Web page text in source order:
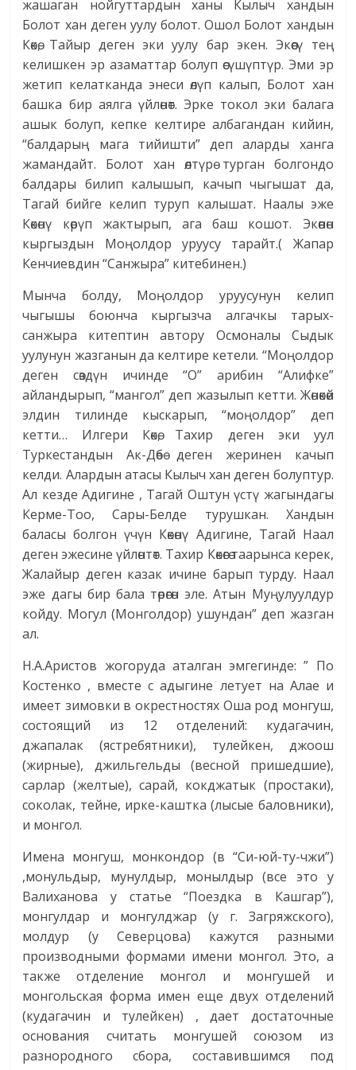
жашаган нойгуттардын ханы Кылыч хандын
Болот хан деген уулу болот. Ошол Болот хандын
Көкө, Тайыр деген эки уулу бар экен. Экөөсү тең
келишкен эр азаматтар болуп өсүшүптүр. Эми эр
жетип келатканда энеси өлүп калып, Болот хан
башка бир аялга үйлөнөт. Эрке токол эки балага
ашык болуп, кепке келтире албагандан кийин,
“балдарың мага тийишти” деп аларды ханга
жамандайт. Болот хан өлтүрө турган болгондо
балдары билип калышып, качып чыгышат да,
Тагай бийге келип туруп калышат. Наалы эже
Көкөнү көрүп жактырып, ага баш кошот. Экөөнөн
кыргыздын Моңолдор уруусу тарайт.( Жапар
Кенчиевдин “Санжыра” китебинен.)
Мынча болду, Моңолдор уруусунун келип
чыгышы боюнча кыргызча алгачкы тарых-
санжыра китептин автору Осмоналы Сыдык
уулунун жазганын да келтире кетели. “Моңолдор
деген сөздүн ичинде “О” арибин “Алифке”
айландырып, “мангол” деп жазылып кетти. Жөнөкөй
элдин тилинде кыскарып, “моңолдор” деп
кетти… Илгери Көкө, Тахир деген эки уул
Туркестандын Ак-Дөбө деген жеринен качып
келди. Алардын атасы Кылыч хан деген болуптур.
Ал кезде Адигине , Тагай Оштун үстү жагындагы
Керме-Тоо, Сары-Белде турушкан. Хандын
баласы болгон үчүн Көкөнү Адигине, Тагай Наал
деген эжесине үйлөнтөт. Тахир Көкөгө таарынса керек,
Жалайыр деген казак ичине барып турду. Наал
эже дагы бир бала төрөгөн эле. Атын Муңулуулдур
койду. Могул (Монголдор) ушундан” деп жазган
ал.
Н.А.Аристов жогоруда аталган эмгегинде: ” По
Костенко , вместе с адыгине летует на Алае и
имеет зимовки в окрестностях Оша род монгуш,
состоящий из 12 отделений: кудагачин,
джапалак (ястребятники), тулейкен, джоош
(жирные), джильгельды (весной пришедшие),
сарлар (желтые), сарай, кокджатык (простаки),
соколак, тейне, ирке-каштка (лысые баловники),
и монгол.
Имена монгуш, монкондор (в “Си-юй-ту-чжи”)
,монульдыр, мунулдыр, монылдыр (все это у
Валиханова у статье “Поездка в Кашгар”),
монгулдар и монгулджар (у г. Загряжского),
молдур (у Северцова) кажутся разными
производными формами имени монгол. Это, а
также отделение монгол и монгушей и
монгольская форма имен еще двух отделений
(кудагачин и тулейкен) , дает достаточные
основания считать монгушей союзом из
разнородного сбора, составившимся под